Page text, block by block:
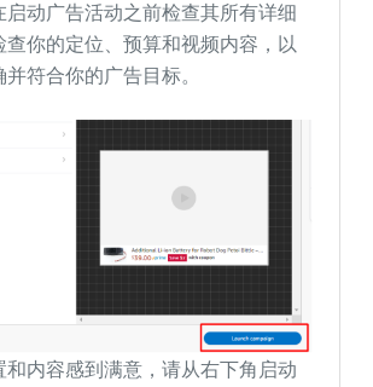
启动广告活动之前检查其所有详细
查你的定位、预算和视频内容，以
符合你的广告目标。
和内容感到满意，请从右下角启动